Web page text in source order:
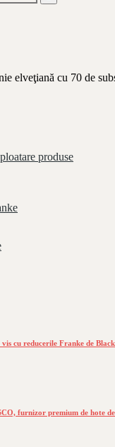
elveţiană cu 70 de
produse
cu reducerile Franke de
furnizor premium de hote